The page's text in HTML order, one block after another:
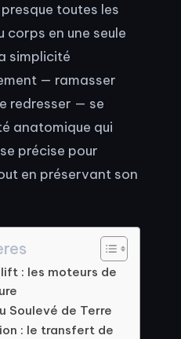
toutes les
corps en une seule
simplicité
— ramasser
redresser — se
anatomique qui
précise pour
en préservant son
: les moteurs de
Soulevé de Terre
: le transfert de